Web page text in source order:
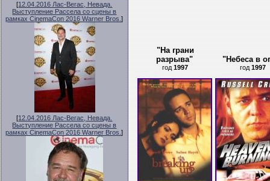
[12.04.2016 Лас-Вегас, Невада.
Выступление Рассела со сцены в
рамках CinemaCon 2016 Warner Bros.]
[12.04.2016 Лас-Вегас, Невада.
Выступление Рассела со сцены в
рамках CinemaCon 2016 Warner Bros.]
"На грани
разрыва"
год1997
"Небеса в
год1997